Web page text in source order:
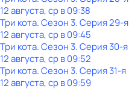
12 августа, ср в 09:38
Три кота. Сезон 3. Серия 29-я
12 августа, ср в 09:45
Три кота. Сезон 3. Серия 30-я
12 августа, ср в 09:52
Три кота. Сезон 3. Серия 31-я
12 августа, ср в 09:59